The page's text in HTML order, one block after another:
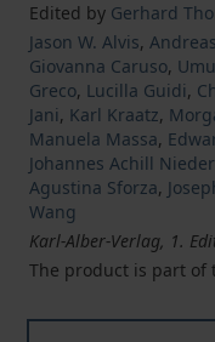
Edited by Gerhard
Jason W. Alvis,
Giovanna Caruso,
Greco, Lucilla Guidi,
Jani, Karl Kraatz,
Manuela Massa,
Johannes Achill
Agustina Sforza,
Wang
Karl-Alber-Verlag, 1.
The product is part of